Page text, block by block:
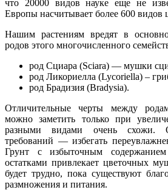
что 20000 видов науке еще не
Европы насчитывает более 600
Нашим растениям вредят в
родов этого многочисленного
род Сциара (Sciara) — мушки
род Ликориелла (Lycoriella) –
род Брадизия (Bradysia).
Отличительные черты между
можно заметить только при
разными видами очень схожи.
требований — избегать
Грунт с избыточным
остатками привлекает цветочных
будет трудно, пока существуют
размножения и питания.